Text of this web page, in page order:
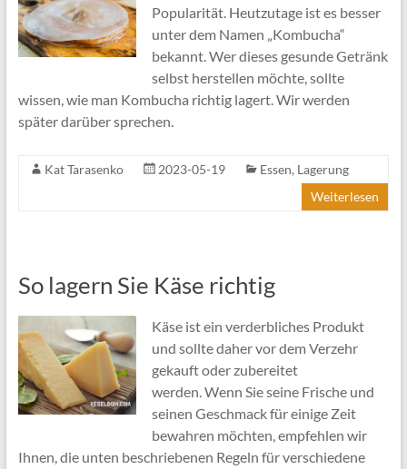
Popularität. Heutzutage ist es besser
unter dem Namen „Kombucha“
bekannt. Wer dieses gesunde Getränk
selbst herstellen möchte, sollte
wissen, wie man Kombucha richtig lagert. Wir werden
später darüber sprechen.
Kat Tarasenko 2023-05-19 Essen, Lagerung
Weiterlesen
So lagern Sie Käse richtig
Käse ist ein verderbliches Produkt
und sollte daher vor dem Verzehr
gekauft oder zubereitet
werden. Wenn Sie seine Frische und
seinen Geschmack für einige Zeit
bewahren möchten, empfehlen wir
Ihnen, die unten beschriebenen Regeln für verschiedene